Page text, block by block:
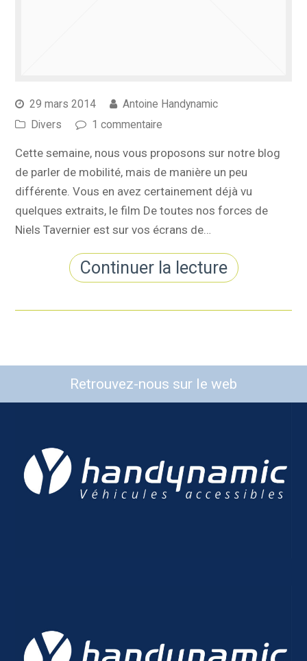
29 mars 2014
Antoine Handynamic
Divers
1 commentaire
Cette semaine, nous vous proposons sur notre blog
de parler de mobilité, mais de manière un peu
différente. Vous en avez certainement déjà vu
quelques extraits, le film De toutes nos forces de
Niels Tavernier est sur vos écrans de…
Continuer la lecture
Retrouvez-nous sur le web